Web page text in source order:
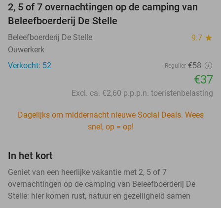
2, 5 of 7 overnachtingen op de camping van
Beleefboerderij De Stelle
Beleefboerderij De Stelle 9.7 star
Ouwerkerk
Verkocht: 52
Regulier €58
€37
Excl. ca. €2,60 p.p.p.n. toeristenbelasting
Dagelijks om middernacht nieuwe Social Deals. Wees
snel, op = op!
In het kort
Geniet van een heerlijke vakantie met 2, 5 of 7
overnachtingen op de camping van Beleefboerderij De
Stelle: hier komen rust, natuur en gezelligheid samen